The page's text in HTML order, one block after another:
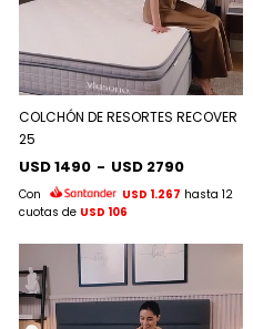
COLCHÓN DE RESORTES RECOVER
25
USD 1490 - USD 2790
Con USD 1.267 hasta 12
cuotas de USD 106